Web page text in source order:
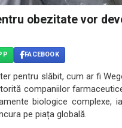
obezitate vor
FACEBOOK
pentru slăbit, cum ar fi
companiilor
biologice complexe,
pe piața globală.